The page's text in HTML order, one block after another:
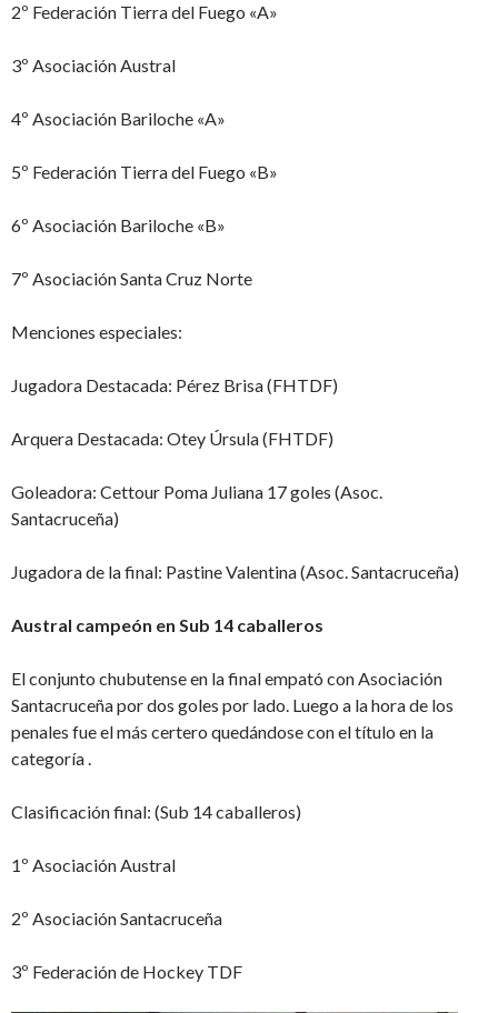
2º Federación Tierra del Fuego «A»
3º Asociación Austral
4º Asociación Bariloche «A»
5º Federación Tierra del Fuego «B»
6º Asociación Bariloche «B»
7º Asociación Santa Cruz Norte
Menciones especiales:
Jugadora Destacada: Pérez Brisa (FHTDF)
Arquera Destacada: Otey Úrsula (FHTDF)
Goleadora: Cettour Poma Juliana 17 goles (Asoc.
Santacruceña)
Jugadora de la final: Pastine Valentina (Asoc. Santacruceña)
Austral campeón en Sub 14 caballeros
El conjunto chubutense en la final empató con Asociación
Santacruceña por dos goles por lado. Luego a la hora de los
penales fue el más certero quedándose con el título en la
categoría .
Clasificación final: (Sub 14 caballeros)
1º Asociación Austral
2º Asociación Santacruceña
3º Federación de Hockey TDF